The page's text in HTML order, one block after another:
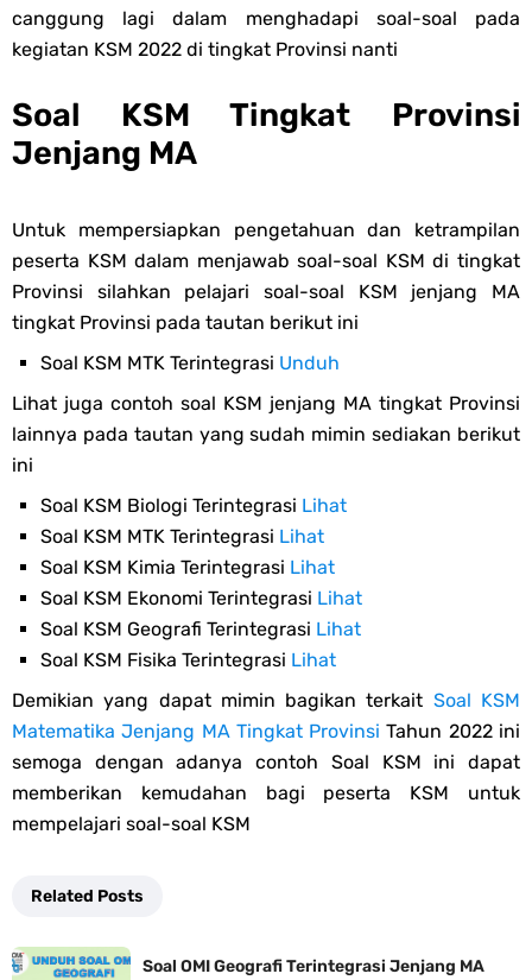
canggung lagi dalam menghadapi soal-soal pada
kegiatan KSM 2022 di tingkat Provinsi nanti
Soal KSM Tingkat Provinsi
Jenjang MA
Untuk mempersiapkan pengetahuan dan ketrampilan
peserta KSM dalam menjawab soal-soal KSM di tingkat
Provinsi silahkan pelajari soal-soal KSM jenjang MA
tingkat Provinsi pada tautan berikut ini
Soal KSM MTK Terintegrasi Unduh
Lihat juga contoh soal KSM jenjang MA tingkat Provinsi
lainnya pada tautan yang sudah mimin sediakan berikut
ini
Soal KSM Biologi Terintegrasi Lihat
Soal KSM MTK Terintegrasi Lihat
Soal KSM Kimia Terintegrasi Lihat
Soal KSM Ekonomi Terintegrasi Lihat
Soal KSM Geografi Terintegrasi Lihat
Soal KSM Fisika Terintegrasi Lihat
Demikian yang dapat mimin bagikan terkait Soal KSM
Matematika Jenjang MA Tingkat Provinsi Tahun 2022 ini
semoga dengan adanya contoh Soal KSM ini dapat
memberikan kemudahan bagi peserta KSM untuk
mempelajari soal-soal KSM
Related Posts
Soal OMI Geografi Terintegrasi Jenjang MA